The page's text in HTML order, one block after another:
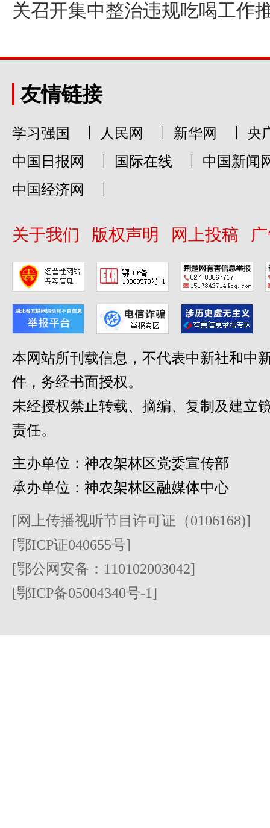
关召开集中整治违规吃喝工作
友情链接
学习强国 人民网 新华网
央
中国日报网
国际在线
中国新闻
中国经济网
关于我们 版权声明 网上投稿
本网站所刊载信息，不代表中新社和中
件，务经书面授权。
未经授权禁止转载、摘编、复制及建立
责任。
主办单位：神农架林区党委宣传部
承办单位：神农架林区融媒体中心
[网上传播视听节目许可证（0106168)]
[鄂ICP证040655号]
[鄂公网安备：110102003042]
[鄂ICP备05004340号-1]